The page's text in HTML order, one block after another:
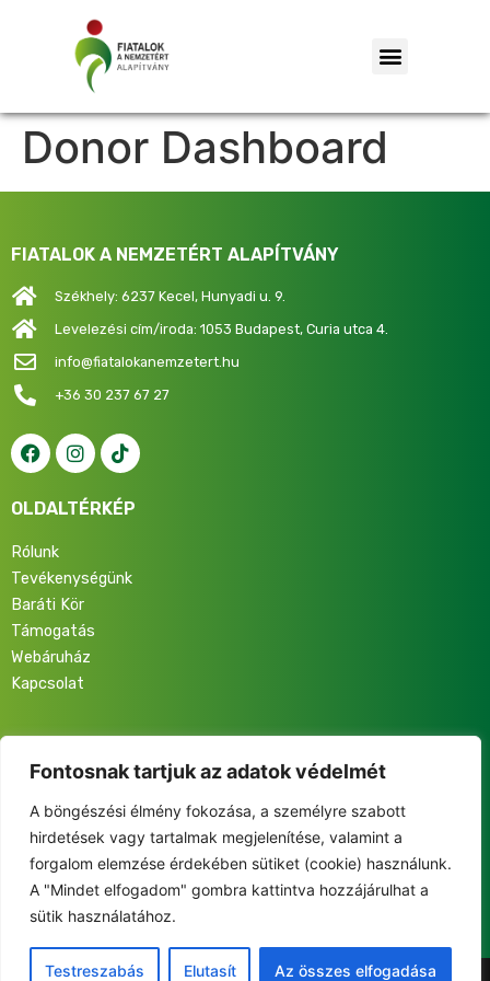
Fontosnak tartjuk az adatok védelmét
A böngészési élmény fokozása, a személyre szabott
hirdetések vagy tartalmak megjelenítése, valamint a
forgalom elemzése érdekében sütiket (cookie) használunk.
A "Mindet elfogadom" gombra kattintva hozzájárulhat a
sütik használatához.
Testreszabás Elutasít Az összes elfogadása
Donor Dashboard
FIATALOK A NEMZETÉRT ALAPÍTVÁNY
Székhely: 6237 Kecel, Hunyadi u. 9.
Levelezési cím/iroda: 1053 Budapest, Curia utca 4.
info@fiatalokanemzetert.hu
+36 30 237 67 27
OLDALTÉRKÉP
Rólunk
Tevékenységünk
Baráti Kör
Támogatás
Webáruház
Kapcsolat
eseményeinkről és közösségünk életéről!
This site is protected by reCAPTCHA and the Google
Privacy Policy